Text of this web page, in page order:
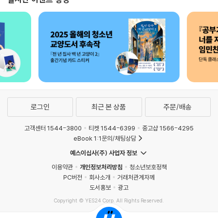
로그인 최근 본 상품 주문/배송
고객센터 1544-3800 티켓 1544-6399
중고샵 1566-4295
eBook 1:1문의/채팅상담
예스이십사(주) 사업자 정보
이용약관
개인정보처리방침
청소년보호정책
PC버전
회사소개
거래처관계자께
도서홍보
광고
Copyright © YES24 Corp. All Rights Reserved.